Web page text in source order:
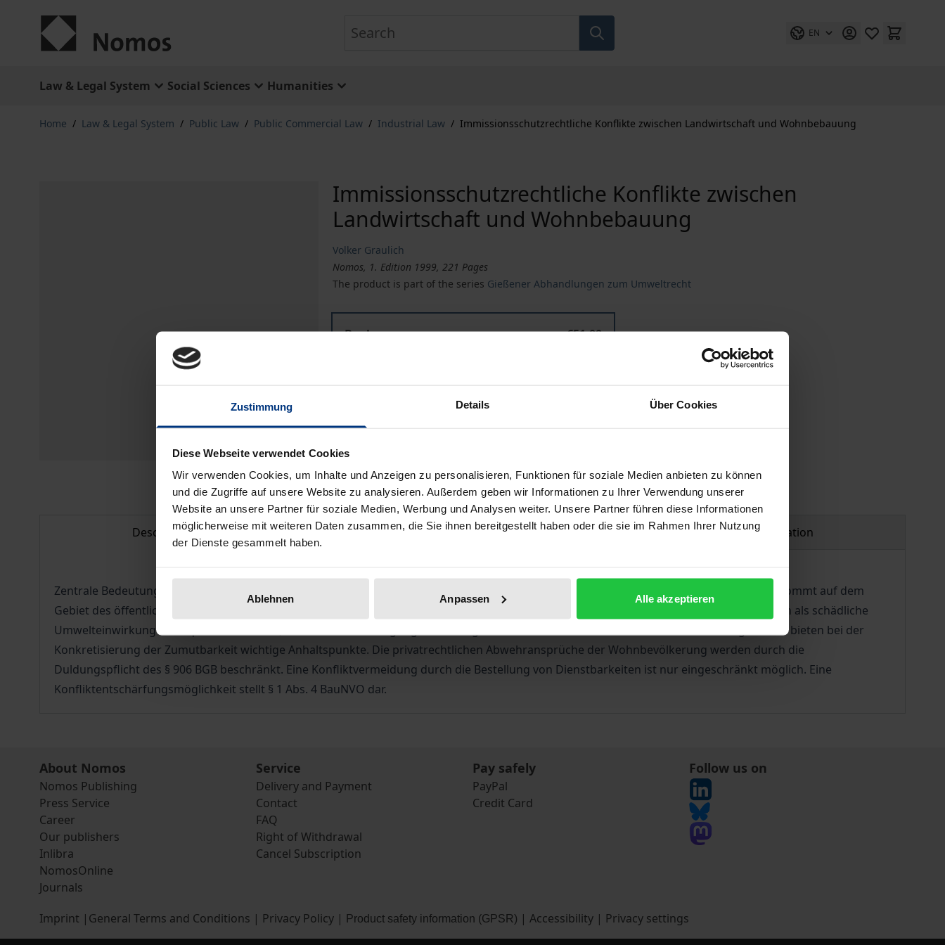
Zustimmung Details Über Cookies
Diese Webseite verwendet Cookies
Wir verwenden Cookies, um Inhalte und Anzeigen zu personalisieren, Funktionen für soziale Medien anbieten zu können
und die Zugriffe auf unsere Website zu analysieren. Außerdem geben wir Informationen zu Ihrer Verwendung unserer
Website an unsere Partner für soziale Medien, Werbung und Analysen weiter. Unsere Partner führen diese Informationen
möglicherweise mit weiteren Daten zusammen, die Sie ihnen bereitgestellt haben oder die sie im Rahmen Ihrer Nutzung
der Dienste gesammelt haben.
Ablehnen Anpassen Alle akzeptieren
EN
Law & Legal System Social Sciences Humanities
Home / Law & Legal System / Public Law / Public Commercial Law / Industrial Law / Immissionsschutzrechtliche Konflikte zwischen Landwirtschaft und Wohnbebauung
Immissionsschutzrechtliche Konflikte zwischen
Landwirtschaft und Wohnbebauung
Volker Graulich
Nomos, 1. Edition 1999, 221 Pages
The product is part of the series Gießener Abhandlungen zum Umweltrecht
Book
€51.00
Delivery cost notice
Description Bibliographical data Product safety information
Zentrale Bedeutung für den auf Geruchs- und Geräuschimmissionen bezogenen Konflikt zwischen Landwirtschaft und Wohnbebauung kommt auf dem
Gebiet des öffentlichen Rechts dem Begriff der schädlichen Umwelteinwirkungen (§ 3 BImSchG) zu. Wann landwirtschaftliche Immissionen als schädliche
Umwelteinwirkungen zu qualifizieren sind, ist durch eine Abwägung der konfligierenden Interessen festzustellen. Technische Regelwerke bieten bei der
Konkretisierung der Zumutbarkeit wichtige Anhaltspunkte. Die privatrechtlichen Abwehransprüche der Wohnbevölkerung werden durch die
Duldungspflicht des § 906 BGB beschränkt. Eine Konfliktvermeidung durch die Bestellung von Dienstbarkeiten ist nur eingeschränkt möglich. Eine
Konfliktentschärfungsmöglichkeit stellt § 1 Abs. 4 BauNVO dar.
About Nomos
Nomos Publishing
Press Service
Career
Our publishers
Inlibra
NomosOnline
Journals
Service
Delivery and Payment
Contact
FAQ
Right of Withdrawal
Cancel Subscription
Pay safely
PayPal
Credit Card
Follow us on
Imprint | General Terms and Conditions | Privacy Policy | Product safety information (GPSR) | Accessibility | Privacy settings